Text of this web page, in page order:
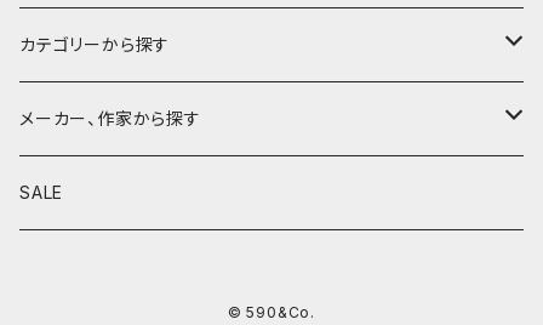
カテゴリーから探す
鉛筆
鉛筆補助軸
メーカー、作家から探す
590&Co.
SALE
© 590&Co.